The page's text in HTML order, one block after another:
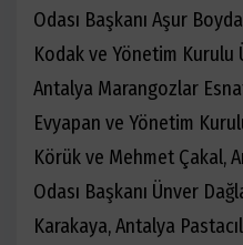
Odası Başkanı Aşur
Kodak ve Yönetim Kurulu
Antalya Marangozlar
Evyapan ve Yönetim
Körük ve Mehmet Çakal,
Odası Başkanı Ünver
Karakaya, Antalya